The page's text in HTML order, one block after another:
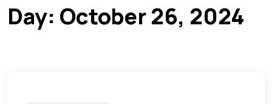
Day: October 26, 2024